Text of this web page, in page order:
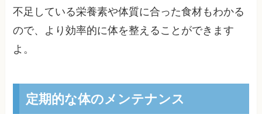
不足している栄養素や体質に合った食材もわかる
ので、より効率的に体を整えることができます
よ。
定期的な体のメンテナンス